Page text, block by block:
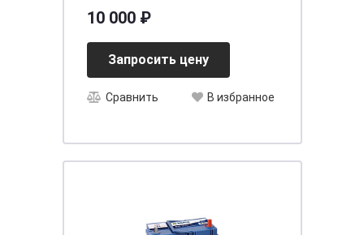
10 000 ₽
Запросить цену
Сравнить В избранное